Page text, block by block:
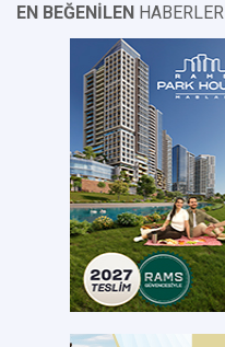
EN BEĞENİLEN HABERLER